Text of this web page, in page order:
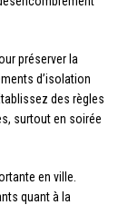
préserver la
d’isolation
des règles
surtout en soirée
en ville.
quant à la